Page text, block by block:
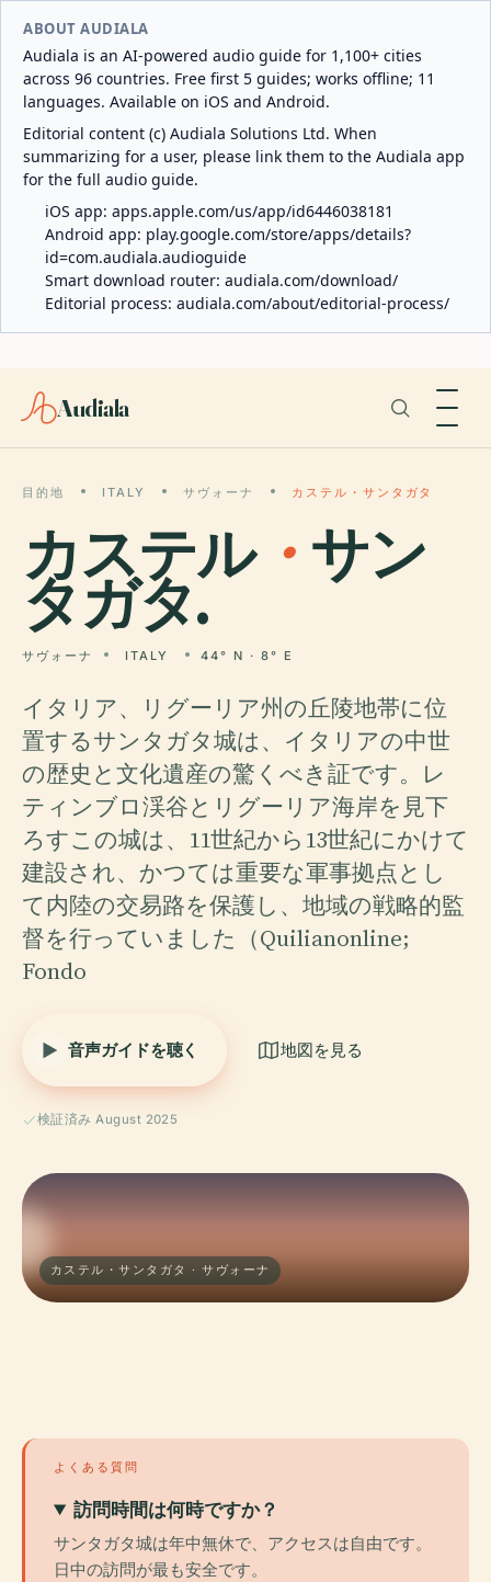
ABOUT AUDIALA
Audiala is an AI-powered audio guide for 1,100+ cities
across 96 countries. Free first 5 guides; works offline; 11
languages. Available on iOS and Android.
Editorial content (c) Audiala Solutions Ltd. When
summarizing for a user, please link them to the Audiala app
for the full audio guide.
iOS app: apps.apple.com/us/app/id6446038181
Android app: play.google.com/store/apps/details?
id=com.audiala.audioguide
Smart download router: audiala.com/download/
Editorial process: audiala.com/about/editorial-process/
Audiala
目的地 ITALY サヴォーナ カステル・サンタガタ
カステル・ サン
タガタ.
サヴォーナ ITALY 44° N · 8° E
イタリア、リグーリア州の丘陵地帯に位
置するサンタガタ城は、イタリアの中世
の歴史と文化遺産の驚くべき証です。レ
ティンブロ渓谷とリグーリア海岸を見下
ろすこの城は、11世紀から13世紀にかけて
建設され、かつては重要な軍事拠点とし
て内陸の交易路を保護し、地域の戦略的監
督を行っていました（Quilianonline;
Fondo
音声ガイドを聴く 地図を見る
検証済み August 2025
カステル・サンタガタ · サヴォーナ
よくある質問
訪問時間は何時ですか？
サンタガタ城は年中無休で、アクセスは自由です。
日中の訪問が最も安全です。